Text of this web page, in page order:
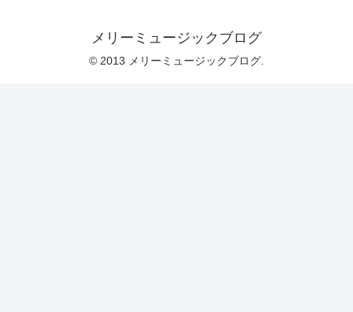
メリーミュージックブログ
© 2013 メリーミュージックブログ.